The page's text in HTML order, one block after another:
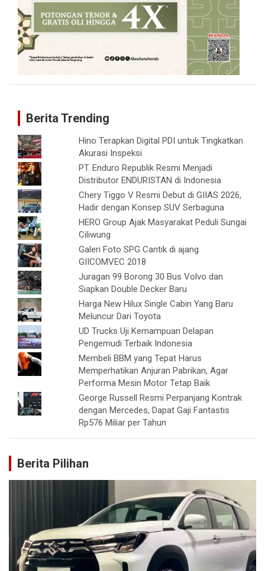
Berita Trending
Hino Terapkan Digital PDI untuk Tingkatkan
Akurasi Inspeksi
PT. Enduro Republik Resmi Menjadi
Distributor ENDURISTAN di Indonesia
Chery Tiggo V Resmi Debut di GIIAS 2026,
Hadir dengan Konsep SUV Serbaguna
HERO Group Ajak Masyarakat Peduli Sungai
Ciliwung
Galeri Foto SPG Cantik di ajang
GIICOMVEC 2018
Juragan 99 Borong 30 Bus Volvo dan
Siapkan Double Decker Baru
Harga New Hilux Single Cabin Yang Baru
Meluncur Dari Toyota
UD Trucks Uji Kemampuan Delapan
Pengemudi Terbaik Indonesia
Membeli BBM yang Tepat Harus
Memperhatikan Anjuran Pabrikan, Agar
Performa Mesin Motor Tetap Baik
George Russell Resmi Perpanjang Kontrak
dengan Mercedes, Dapat Gaji Fantastis
Rp576 Miliar per Tahun
Berita Pilihan